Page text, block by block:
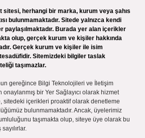
sitesi, herhangi bir marka, kurum veya şahıs
bulunmamaktadır. Sitede yalnızca kendi
paylaşılmaktadır. Burada yer alan içerikler
olup, gerçek kurum ve kişiler hakkında
Gerçek kurum ve kişiler ile isim
Sitemizdeki bilgiler taslak
taşımazlar.
gereğince Bilgi Teknolojileri ve İletişim
onaylanmış bir Yer Sağlayıcı olarak hizmet
sitedeki içerikleri proaktif olarak denetleme
bulunmamaktadır. Ancak, üyelerimiz
taşımakta olup, siteye üye olarak bu